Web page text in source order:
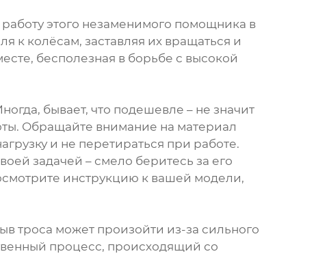
этого незаменимого помощника в
к колёсам, заставляя их вращаться и
бесполезная в борьбе с высокой
бывает, что подешевле – не значит
Обращайте внимание на материал
и не перетираться при работе.
задачей – смело беритесь за его
инструкцию к вашей модели,
троса может произойти из-за сильного
процесс, происходящий со